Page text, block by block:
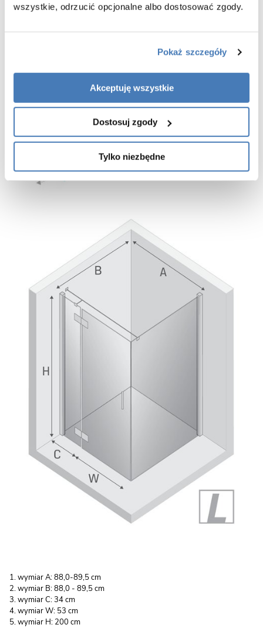
wszystkie, odrzucić opcjonalne albo dostosować zgody.
Pokaż szczegóły
Akceptuję wszystkie
Dostosuj zgody
Tylko niezbędne
z pozostałymi częściami kabiny prysznicowej
wymiar A: 88,0-89,5 cm
wymiar B: 88,0 - 89,5 cm
wymiar C: 34 cm
wymiar W: 53 cm
wymiar H: 200 cm